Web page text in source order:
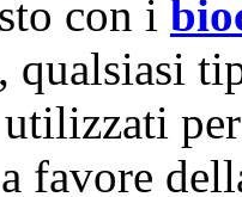
con i
qualsiasi
utilizzati
favore